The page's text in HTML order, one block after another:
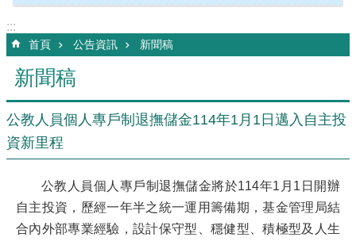
:::
首頁 公告資訊 新聞稿
新聞稿
公教人員個人專戶制退撫儲金114年1月1日邁入自主投
資新里程
公教人員個人專戶制退撫儲金將於114年1月1日開辦
自主投資，歷經一年半之統一運用籌備期，基金管理局結
合內外部專業經驗，設計保守型、穩健型、積極型及人生